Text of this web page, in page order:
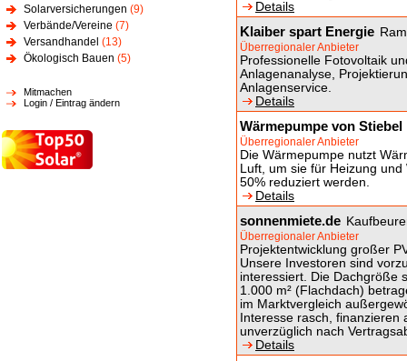
Solarversicherungen (9)
Verbände/Vereine (7)
Versandhandel (13)
Ökologisch Bauen (5)
Mitmachen
Login / Eintrag ändern
Details
Klaiber spart Energie
Überregionaler Anbieter
Professionelle Fotovoltaik
Anlagenanalyse,
Anlagenservice.
Details
Wärmepumpe von
Überregionaler Anbieter
Die Wärmepumpe nutzt
Luft, um sie für Heizung
50% reduziert werden.
Details
sonnenmiete.de
Überregionaler Anbieter
Projektentwicklung großer
Unsere Investoren sind
interessiert. Die Dachgröße
1.000 m² (Flachdach)
im Marktvergleich
Interesse rasch,
unverzüglich nach
Details